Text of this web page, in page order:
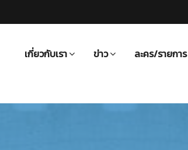
เกี่ยวกับเรา ข่าว ละคร/รายการ